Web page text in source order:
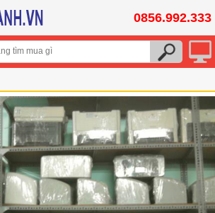
0856.992.333